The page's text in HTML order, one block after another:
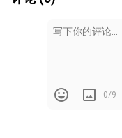
0/9